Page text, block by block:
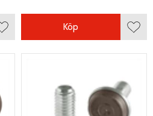
Lägg till i favoriter
Köp